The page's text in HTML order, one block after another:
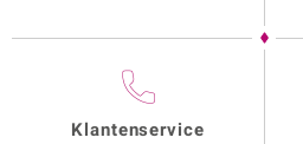
Klantenservice